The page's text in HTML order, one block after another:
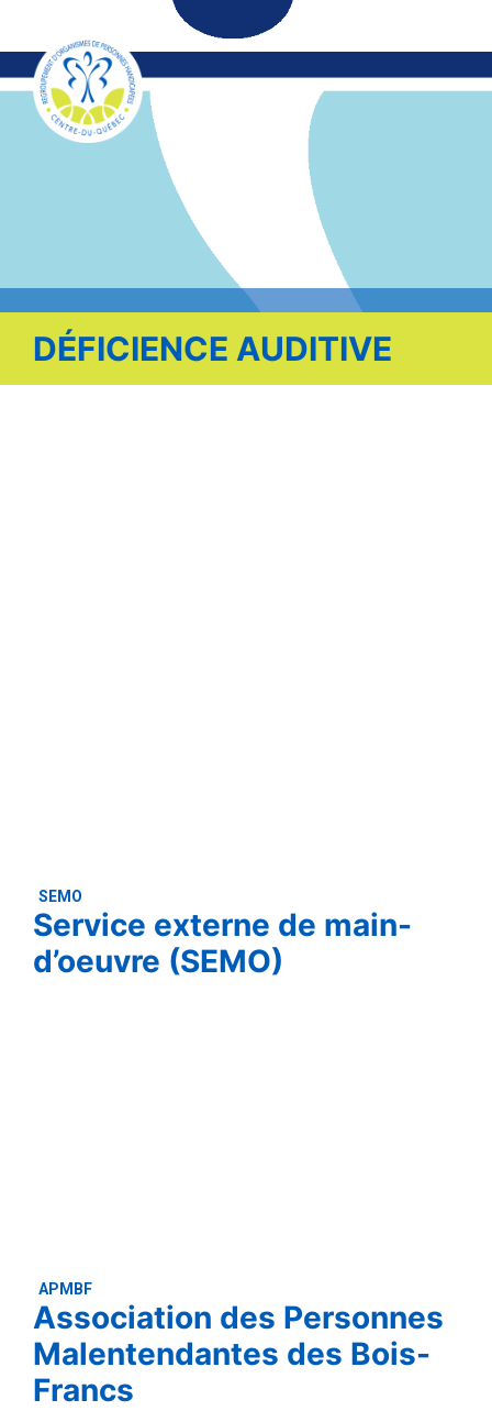
Publications
Offre d’emploi
Facebook
DÉFICIENCE AUDITIVE
SEMO
Service externe de main-
d’oeuvre (SEMO)
APMBF
Association des Personnes
Malentendantes des Bois-
Francs